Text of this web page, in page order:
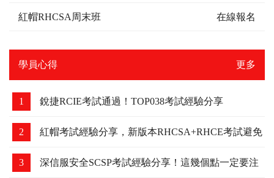
紅帽RHCSA周末班 在線報名
學員心得 更多
1 銳捷RCIE考試通過！TOP038考試經驗分享
2 紅帽考試經驗分享，新版本RHCSA+RHCE考試避免
踩坑
3 深信服安全SCSP考試經驗分享！這幾個點一定要注